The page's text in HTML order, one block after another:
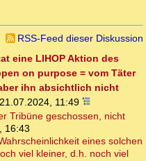
RSS-Feed dieser Diskussion
eine LIHOP Aktion des
on purpose = vom Täter
ihn absichtlich nicht
21.07.2024, 11:49
Tribüne geschossen, nicht
16:43
eines solchen
viel kleiner, d.h. noch viel